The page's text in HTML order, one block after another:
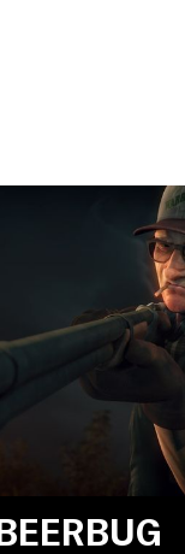
BEERBUG